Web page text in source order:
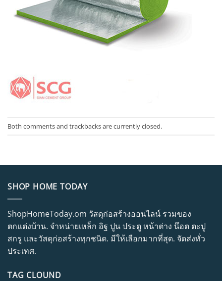
Both comments and trackbacks are currently closed.
SHOP HOME TODAY
ShopHomeToday.om วัสดุก่อสร้างออนไลน์ รวมของ
ตกแต่งบ้าน. จำหน่ายเหล็ก อิฐ ปูน ประตู หน้าต่าง น๊อต ตะปู
สกรู และวัสดุก่อสร้างทุกชนิด. มีให้เลือกมากที่สุด. จัดส่งทั่ว
ประเทศ.
TAG CLOUND